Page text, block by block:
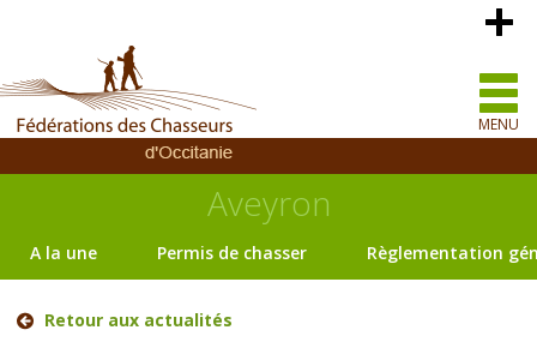
MENU
Aveyron
A la une Permis de chasser Règlementation
Retour aux actualités